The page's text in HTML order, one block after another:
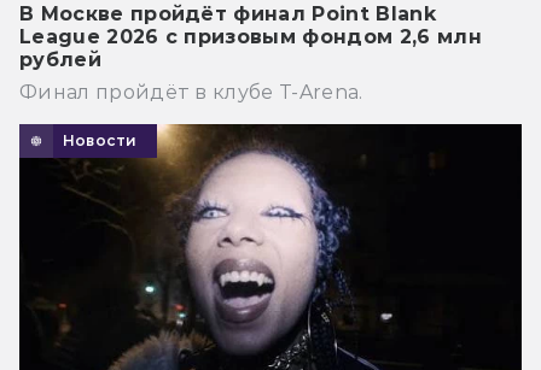
В Москве пройдёт финал Point Blank
League 2026 с призовым фондом 2,6 млн
рублей
Финал пройдёт в клубе T-Arena.
Новости